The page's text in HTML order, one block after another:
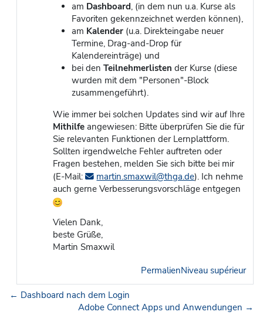
am Dashboard, (in dem nun u.a. Kurse als
Favoriten gekennzeichnet werden können),
am Kalender (u.a. Direkteingabe neuer
Termine, Drag-and-Drop für
Kalendereinträge) und
bei denTeilnehmerlistender Kurse (diese
wurden mit dem "Personen"-Block
zusammengeführt).
Wie immer bei solchen Updates sind wir auf Ihre
Mithilfeangewiesen: Bitte überprüfen Sie die für
Sie relevanten Funktionen der Lernplattform.
Sollten irgendwelche Fehler auftreten oder
Fragen bestehen, melden Sie sich bitte bei mir
(E-Mail:
martin.smaxwil@thga.de). Ich nehme
auch gerne Verbesserungsvorschläge entgegen
Vielen Dank,
beste Grüße,
Martin Smaxwil
PermalienNiveau supérieur
← Dashboard nach dem Login
Adobe Connect Apps und Anwendungen →